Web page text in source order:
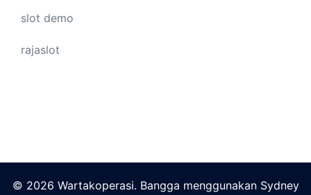
slot demo
rajaslot
© 2026 Wartakoperasi. Bangga menggunakan Sydney